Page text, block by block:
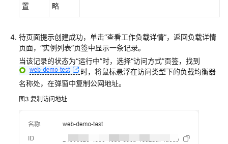
置
略
待页面提示创建成功，单击“查看工作负载详情”，返回负载详情
页面，“实例列表”页签中显示一条记录。
当该记录的状态为“运行中”时，选择“访问方式”页签，找到
时，将鼠标悬浮在访问类型下的负载均衡器
名称处，在弹窗中复制公网地址。
图3 复制访问地址